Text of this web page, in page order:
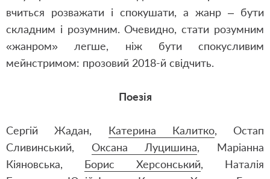
вчиться розважати і спокушати, а жанр – бути
складним і розумним. Очевидно, стати розумним
«жанром» легше, ніж бути спокусливим
мейнстримом: прозовий 2018-й свідчить.
Поезія
Сергій Жадан, Катерина Калитко, Остап
Сливинський, Оксана Луцишина, Маріанна
Кіяновська, Борис Херсонський, Наталія